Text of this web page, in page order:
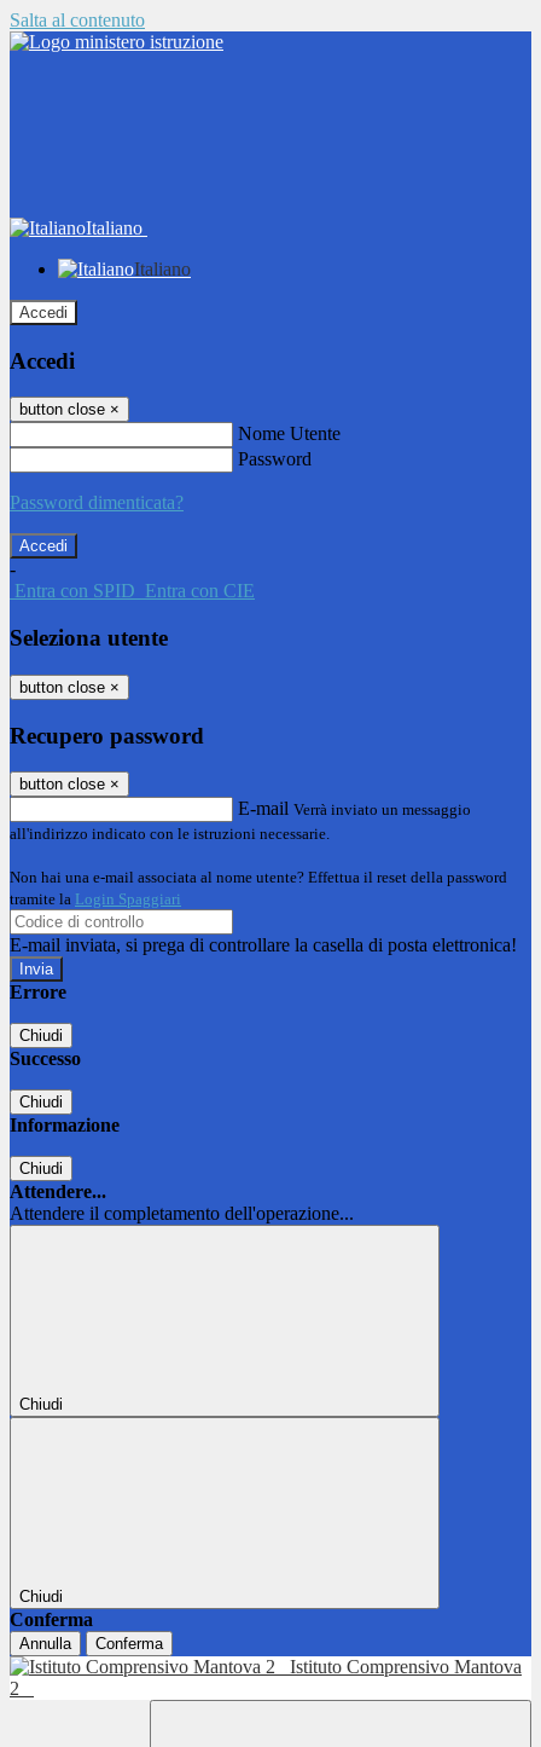
Salta al contenuto
Italiano
Italiano
Accedi
Accedi
button close ×
Nome Utente
Password
Password dimenticata?
-
Entra con SPID Entra con CIE
Seleziona utente
button close ×
Recupero password
button close ×
E-mail Verrà inviato un messaggio
all'indirizzo indicato con le istruzioni necessarie.
Non hai una e-mail associata al nome utente? Effettua il reset della password
tramite la Login Spaggiari
E-mail inviata, si prega di controllare la casella di posta elettronica!
Errore
Chiudi
Successo
Chiudi
Informazione
Chiudi
Attendere...
Attendere il completamento dell'operazione...
Chiudi
Chiudi
Conferma
Annulla Conferma
Istituto Comprensivo Mantova
2